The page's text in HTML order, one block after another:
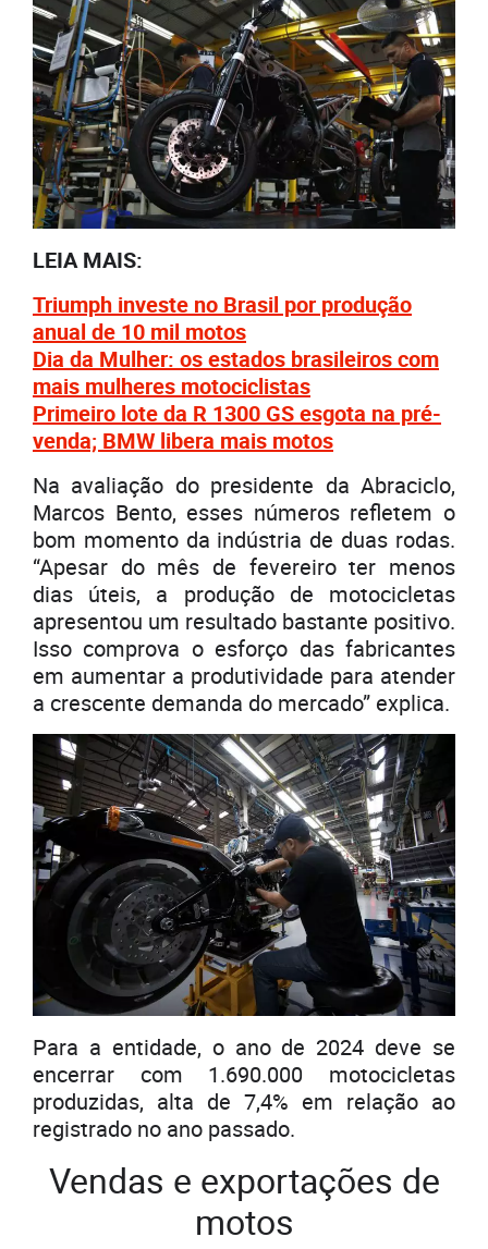
LEIA MAIS:
Triumph investe no Brasil por produção
anual de 10 mil motos
Dia da Mulher: os estados brasileiros com
mais mulheres motociclistas
Primeiro lote da R 1300 GS esgota na pré-
venda; BMW libera mais motos
Na avaliação do presidente da Abraciclo,
Marcos Bento, esses números refletem o
bom momento da indústria de duas rodas.
“Apesar do mês de fevereiro ter menos
dias úteis, a produção de motocicletas
apresentou um resultado bastante positivo.
Isso comprova o esforço das fabricantes
em aumentar a produtividade para atender
a crescente demanda do mercado” explica.
Para a entidade, o ano de 2024 deve se
encerrar com 1.690.000 motocicletas
produzidas, alta de 7,4% em relação ao
registrado no ano passado.
Vendas e exportações de
motos